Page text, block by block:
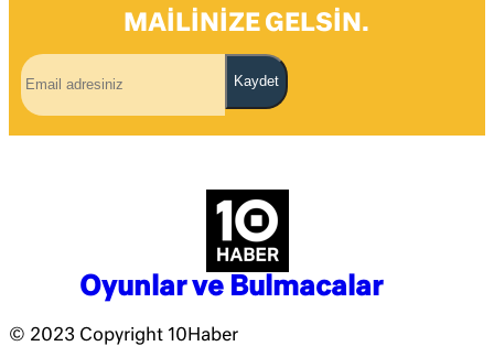
MAILINIZE GELSIN.
Kaydet
Oyunlar ve Bulmacalar
© 2023 Copyright 10Haber